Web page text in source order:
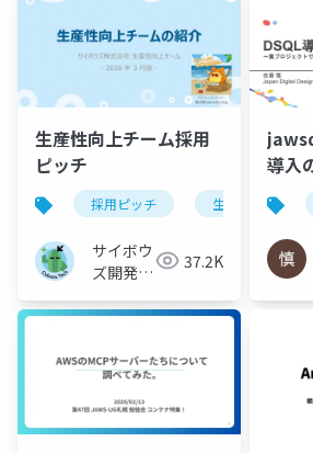
生産性向上チーム採用
ピッチ
採用ピッチ 生産性向上
サイボウ
ズ開発本
37.2K
導入
ジェ
ット